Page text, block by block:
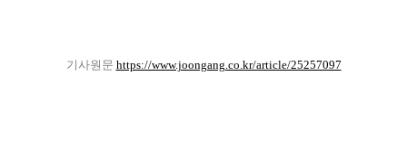
기사원문 https://www.joongang.co.kr/article/25257097